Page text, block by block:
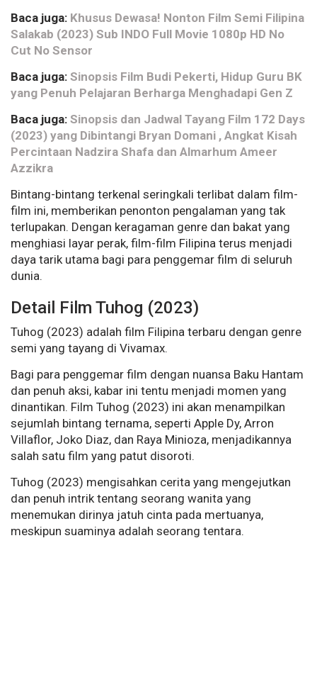
Baca juga: Khusus Dewasa! Nonton Film Semi Filipina
Salakab (2023) Sub INDO Full Movie 1080p HD No
Cut No Sensor
Baca juga: Sinopsis Film Budi Pekerti, Hidup Guru BK
yang Penuh Pelajaran Berharga Menghadapi Gen Z
Baca juga: Sinopsis dan Jadwal Tayang Film 172 Days
(2023) yang Dibintangi Bryan Domani , Angkat Kisah
Percintaan Nadzira Shafa dan Almarhum Ameer
Azzikra
Bintang-bintang terkenal seringkali terlibat dalam film-
film ini, memberikan penonton pengalaman yang tak
terlupakan. Dengan keragaman genre dan bakat yang
menghiasi layar perak, film-film Filipina terus menjadi
daya tarik utama bagi para penggemar film di seluruh
dunia.
Detail Film Tuhog (2023)
Tuhog (2023) adalah film Filipina terbaru dengan genre
semi yang tayang di Vivamax.
Bagi para penggemar film dengan nuansa Baku Hantam
dan penuh aksi, kabar ini tentu menjadi momen yang
dinantikan. Film Tuhog (2023) ini akan menampilkan
sejumlah bintang ternama, seperti Apple Dy, Arron
Villaflor, Joko Diaz, dan Raya Minioza, menjadikannya
salah satu film yang patut disoroti.
Tuhog (2023) mengisahkan cerita yang mengejutkan
dan penuh intrik tentang seorang wanita yang
menemukan dirinya jatuh cinta pada mertuanya,
meskipun suaminya adalah seorang tentara.